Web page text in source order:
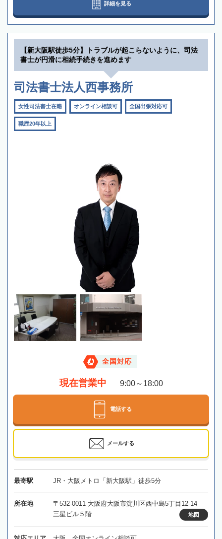
詳細を見る
【新大阪駅徒歩5分】トラブルが起こらないように、司法
書士が円滑に相続手続きを進めます
司法書士法人西事務所
女性司法書士在籍 オンライン相談可 全国出張対応可
職歴20年以上
全国対応
現在営業中 9:00～18:00
電話する
メールする
最寄駅 JR・大阪メトロ「新大阪駅」徒歩5分
所在地
〒532-0011 大阪府大阪市淀川区西中島5丁目12-14
三星ビル５階
地図